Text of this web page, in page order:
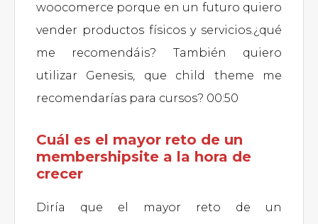
woocomerce porque en un futuro quiero
vender productos físicos y servicios.¿qué
me recomendáis? También quiero
utilizar Genesis, que child theme me
recomendarías para cursos? 00:50
Cuál es el mayor reto de un
membershipsite a la hora de
crecer
Diría que el mayor reto de un